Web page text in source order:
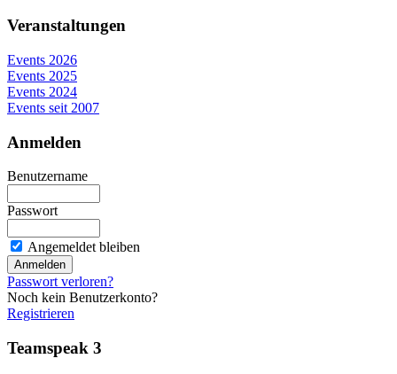
Veranstaltungen
Events 2026
Events 2025
Events 2024
Events seit 2007
Anmelden
Benutzername
Passwort
Angemeldet bleiben
Passwort verloren?
Noch kein Benutzerkonto?
Registrieren
Teamspeak 3